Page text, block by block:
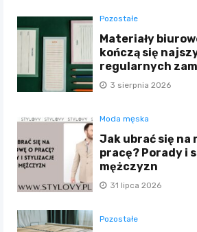
Pozostałe
Materiały
kończą się
regularnych
3 sierpnia 2026
Moda męska
Jak ubrać się na
pracę? Porady i
mężczyzn
31 lipca 2026
Pozostałe